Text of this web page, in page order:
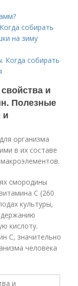
собирать
на зиму
Когда собирать
и
Полезные
и
организма
в их составе
смородины
С (260
культуры,
кислоту.
С, значительно
человека